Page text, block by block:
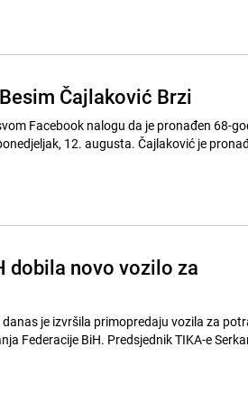
Čajlaković Brzi
Facebook nalogu da je pronađen 68-
12. augusta. Čajlaković je
dobila novo vozilo za
je izvršila primopredaju vozila za
Federacije BiH. Predsjednik TIKA-e